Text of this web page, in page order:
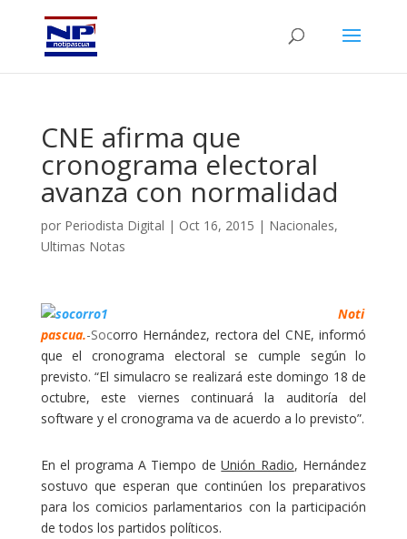
CNE afirma que
cronograma electoral
avanza con normalidad
por Periodista Digital | Oct 16, 2015 | Nacionales,
Ultimas Notas
Noti
pascua.-Socorro Hernández, rectora del CNE, informó
que el cronograma electoral se cumple según lo
previsto. “El simulacro se realizará este domingo 18 de
octubre, este viernes continuará la auditoría del
software y el cronograma va de acuerdo a lo previsto”.
En el programa A Tiempo deUnión Radio, Hernández
sostuvo que esperan que continúen los preparativos
para los comicios parlamentarios con la participación
de todos los partidos políticos.